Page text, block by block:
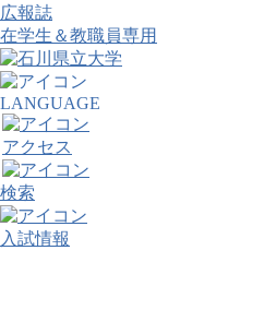
広報誌
在学生＆教職員専用
LANGUAGE
アクセス
検索
入試情報